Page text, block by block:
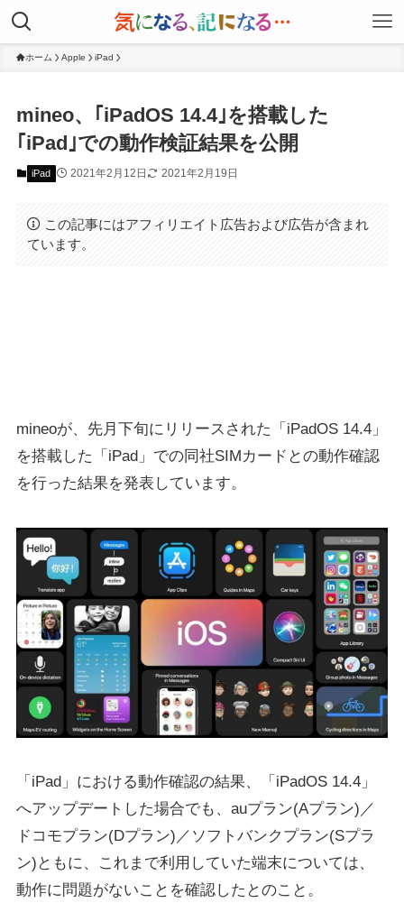
ホーム Apple iPad
mineo、｢iPadOS 14.4｣を搭載した
｢iPad｣での動作検証結果を公開
iPad 2021年2月12日 2021年2月19日
この記事にはアフィリエイト広告および広告が含まれ
ています。
mineoが、先月下旬にリリースされた「iPadOS 14.4」
を搭載した「iPad」での同社SIMカードとの動作確認
を行った結果を発表しています。
「iPad」における動作確認の結果、「iPadOS 14.4」
へアップデートした場合でも、auプラン(Aプラン)／
ドコモプラン(Dプラン)／ソフトバンクプラン(Sプラ
ン)ともに、これまで利用していた端末については、
動作に問題がないことを確認したとのこと。